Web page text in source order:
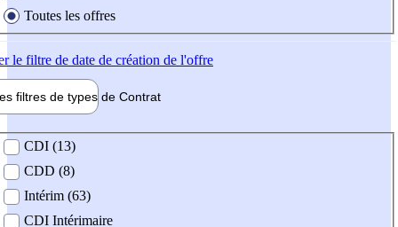
Toutes les offres
le filtre de date de création de l'offre
filtres de types de Contrat
contrat
CDI (13)
CDD (8)
Intérim (63)
CDI Intérimaire